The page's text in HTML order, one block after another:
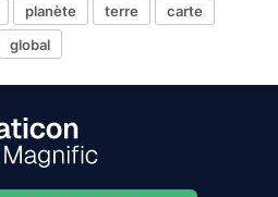
planète terre
carte
global